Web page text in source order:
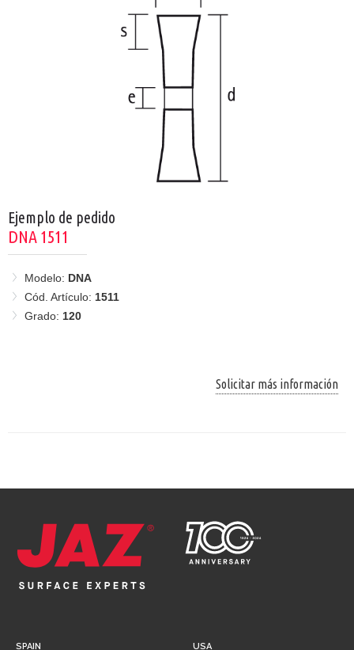
Ejemplo de pedido
DNA 1511
Modelo: DNA
Cód. Artículo: 1511
Grado: 120
Solicitar más información
SPAIN USA